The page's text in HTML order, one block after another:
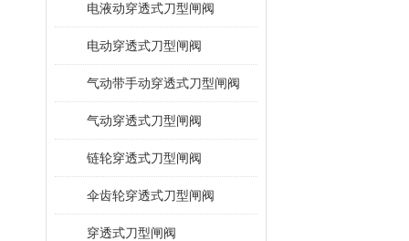
电液动穿透式刀型闸阀
电动穿透式刀型闸阀
气动带手动穿透式刀型闸阀
气动穿透式刀型闸阀
链轮穿透式刀型闸阀
伞齿轮穿透式刀型闸阀
穿透式刀型闸阀